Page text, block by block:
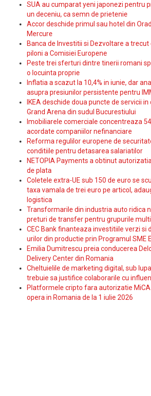
SUA au cumparat yeni japonezi pentru
un deceniu, ca semn de prietenie
Accor deschide primul sau hotel din
Mercure
Banca de Investitii si Dezvoltare a trecut
piloni a Comisiei Europene
Peste trei sferturi dintre tinerii romani
o locuinta proprie
Inflatia a scazut la 10,4% in iunie, dar
asupra presiunilor persistente pentru
IKEA deschide doua puncte de servicii
Grand Arena din sudul Bucurestiului
Imobiliarele comerciale concentreaza
acordate companiilor nefinanciare
Reforma regulilor europene de
conditiile pentru detasarea salariatilor
NETOPIA Payments a obtinut
de plata
Coletele extra-UE sub 150 de euro se
taxa vamala de trei euro pe articol,
logistica
Transformarile din industria auto ridica
preturi de transfer pentru grupurile
CEC Bank finanteaza investitiile verzi si
urilor din productie prin Programul SME
Emilia Dumitrescu preia conducerea
Delivery Center din Romania
Cheltuielile de marketing digital, sub
trebuie sa justifice colaborarile cu
Platformele cripto fara autorizatie
opera in Romania de la 1 iulie 2026